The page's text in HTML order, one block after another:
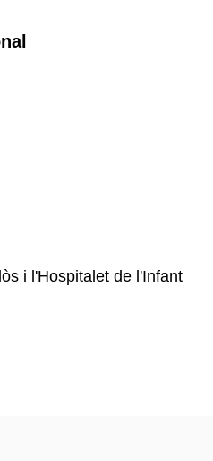
i l'Hospitalet de l'Infant